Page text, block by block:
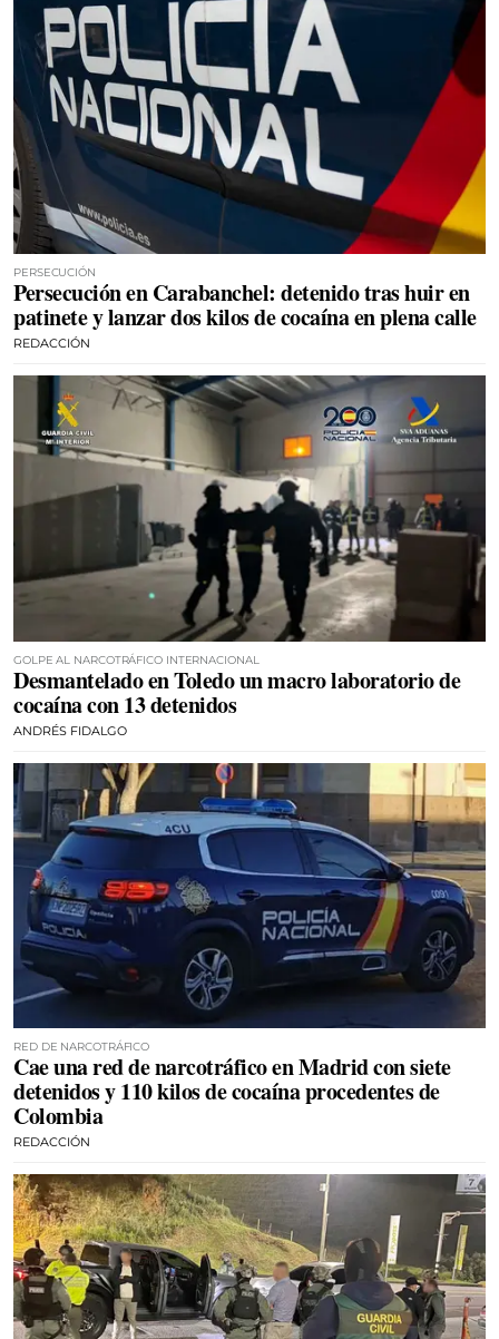
PERSECUCIÓN
Persecución en Carabanchel: detenido tras huir en
patinete y lanzar dos kilos de cocaína en plena calle
REDACCIÓN
GOLPE AL NARCOTRÁFICO INTERNACIONAL
Desmantelado en Toledo un macro laboratorio de
cocaína con 13 detenidos
ANDRÉS FIDALGO
RED DE NARCOTRÁFICO
Cae una red de narcotráfico en Madrid con siete
detenidos y 110 kilos de cocaína procedentes de
Colombia
REDACCIÓN